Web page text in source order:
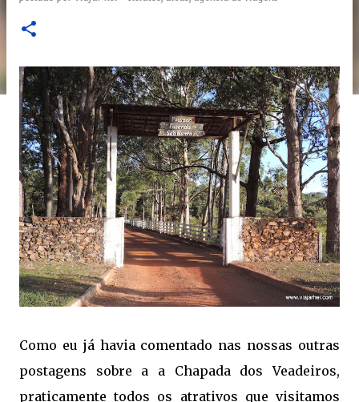
Como eu já havia comentado nas nossas outras
postagens sobre a a Chapada dos Veadeiros,
praticamente todos os atrativos que visitamos